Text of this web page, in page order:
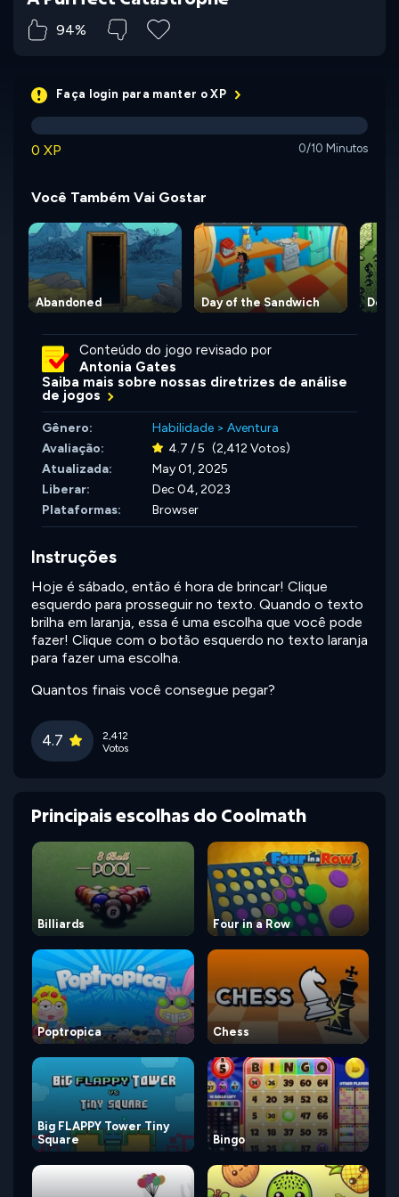
94%
Faça login para manter o XP
0 XP 0/10 Minutos
Você Também Vai Gostar
Abandoned Day of the Sandwich
Conteúdo do jogo revisado por
Antonia Gates
Saiba mais sobre nossas diretrizes de análise
de jogos
Gênero: Habilidade > Aventura
Avaliação:
4.7 / 5 (2,412 Votos)
Atualizada:
May 01, 2025
Liberar:
Dec 04, 2023
Plataformas:
Browser
Instruções
Hoje é sábado, então é hora de brincar! Clique
esquerdo para prosseguir no texto. Quando o texto
brilha em laranja, essa é uma escolha que você pode
fazer! Clique com o botão esquerdo no texto laranja
para fazer uma escolha.
Quantos finais você consegue pegar?
4.7
2,412
Votos
Principais escolhas do Coolmath
Billiards Four in a Row
Poptropica Chess
Big FLAPPY Tower Tiny
Square
Bingo